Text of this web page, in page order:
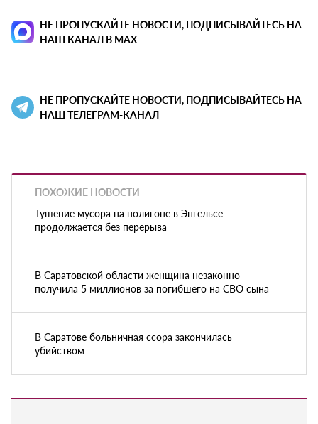
НЕ ПРОПУСКАЙТЕ НОВОСТИ, ПОДПИСЫВАЙТЕСЬ НА
НАШ КАНАЛ В MAX
НЕ ПРОПУСКАЙТЕ НОВОСТИ, ПОДПИСЫВАЙТЕСЬ НА
НАШ ТЕЛЕГРАМ-КАНАЛ
ПОХОЖИЕ НОВОСТИ
Тушение мусора на полигоне в Энгельсе
продолжается без перерыва
В Саратовской области женщина незаконно
получила 5 миллионов за погибшего на СВО сына
В Саратове больничная ссора закончилась
убийством